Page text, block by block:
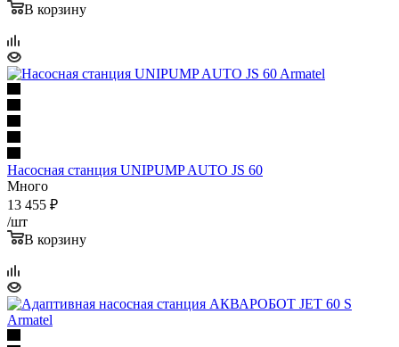
В корзину
Насосная станция UNIPUMP AUTO JS 60
Много
13 455 ₽
/шт
В корзину